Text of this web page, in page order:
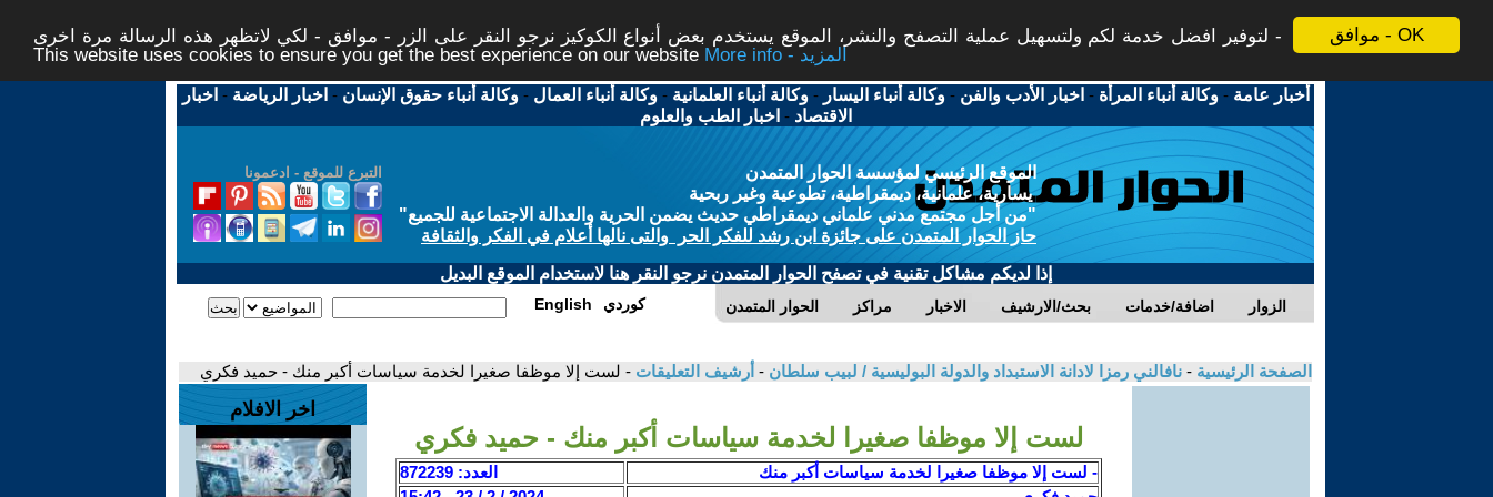
موافق - OK
لتوفير افضل خدمة لكم ولتسهيل عملية التصفح والنشر، الموقع يستخدم بعض أنواع الكوكيز نرجو النقر على الزر - موافق - لكي لاتظهر هذه الرسالة مرة اخرى -
This website uses cookies to ensure you get the best experience on our website
More info - المزيد
أخبار عامة -وكالة أنباء المرأة - اخبار الأدب والفن -وكالة أنباء اليسار -وكالة أنباء العلمانية -وكالة أنباء العمال -وكالة أنباء حقوق الإنسان - اخبار الرياضة - اخبار
الاقتصاد - اخبار الطب والعلوم
التبرع للموقع - ادعمونا
الموقع الرئيسي لمؤسسة الحوار المتمدن
يسارية، علمانية، ديمقراطية، تطوعية وغير ربحية
"من أجل مجتمع مدني علماني ديمقراطي حديث يضمن الحرية والعدالة الاجتماعية للجميع"
حاز الحوار المتمدن على جائزة ابن رشد للفكر الحر والتى نالها أعلام في الفكر والثقافة
إذا لديكم مشاكل تقنية في تصفح الحوار المتمدن نرجو النقر هنا لاستخدام الموقع البديل
الحوار المتمدن مراكز الاخبار بحث/الارشيف اضافة/خدمات الزوار English كوردي
الصفحة الرئيسية - نافالني رمزا لادانة الاستبداد والدولة البوليسية / لبيب سلطان - أرشيف التعليقات - لست إلا موظفا صغيرا لخدمة سياسات أكبر منك - حميد فكري
لست إلا موظفا صغيرا لخدمة سياسات أكبر منك - حميد فكري
- لست إلا موظفا صغيرا لخدمة سياسات أكبر منك
العدد: 872239
اخر الافلام